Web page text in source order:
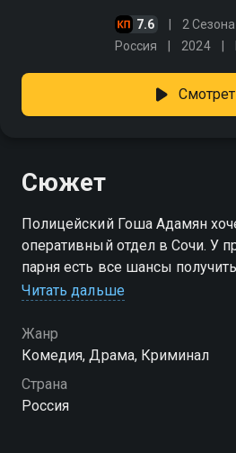
7.6 2 Сезона
Россия 2024
Сюжет
Полицейский Гоша Адамян
оперативный отдел в Сочи. У
парня есть все шансы
справляется с любым делом,
когда в отделении появляется
Москвы. Принципиальный
только сестре Адамяна,
Диане, но и Кире, дочке
Читать дальше
Жанр
Комедия, Драма, Криминал
Страна
Россия